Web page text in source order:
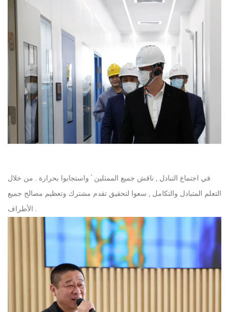
في اجتماع التبادل , ناقش جميع الممثلين ' واستجابوا بحرارة . من خلال
التعلم المتبادل والتكامل , سعوا لتحقيق تقدم مشترك وتعظيم مصالح جميع
الأطراف .